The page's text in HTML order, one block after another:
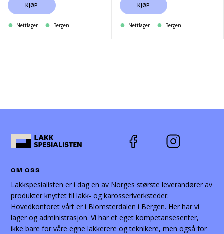
KJØP
Nettlager Bergen
KJØP
Nettlager Bergen
OM OSS
Lakkspesialisten er i dag en av Norges største leverandører av
produkter knyttet til lakk- og karosseriverksteder.
Hovedkontoret vårt er i Blomsterdalen i Bergen. Her har vi
lager og administrasjon. Vi har et eget kompetansesenter,
ikke bare for våre egne lakkerere og teknikere, men også for